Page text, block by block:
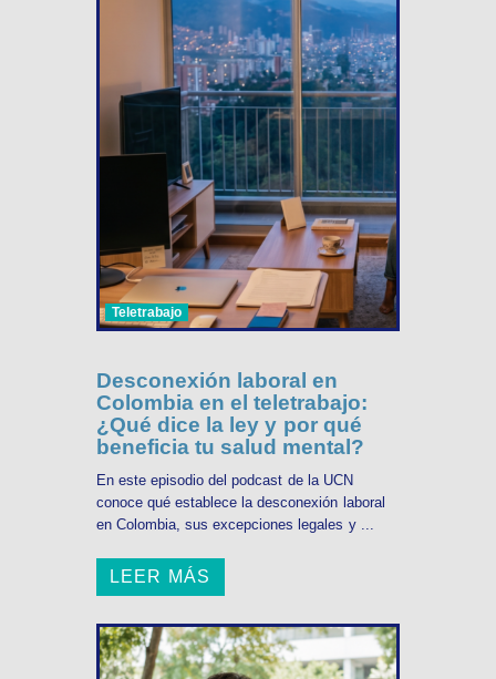
Teletrabajo
Desconexión laboral en
Colombia en el teletrabajo:
¿Qué dice la ley y por qué
beneficia tu salud mental?
En este episodio del podcast de la UCN
conoce qué establece la desconexión laboral
en Colombia, sus excepciones legales y ...
LEER MÁS